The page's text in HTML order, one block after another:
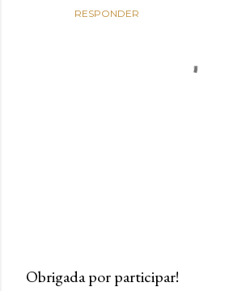
RESPONDER
Obrigada por participar!